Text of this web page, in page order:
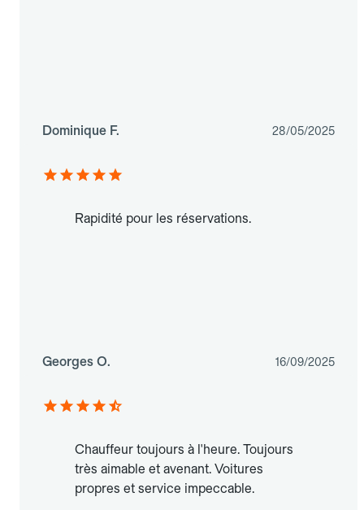
Dominique F. 28/05/2025
Rapidité pour les réservations.
Georges O. 16/09/2025
Chauffeur toujours à l'heure. Toujours
très aimable et avenant. Voitures
propres et service impeccable.